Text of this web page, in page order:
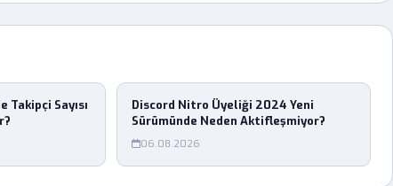
Sayısı
Discord Nitro Üyeliği 2024 Yeni
Sürümünde Neden Aktifleşmiyor?
06.08.2026